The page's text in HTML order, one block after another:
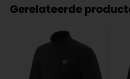
Gerelateerde